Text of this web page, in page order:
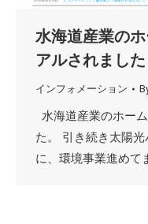
水海道産業の
アルされました
インフォメーション
水海道産業のホー
た。 引き続き太陽
に、環境事業進めて